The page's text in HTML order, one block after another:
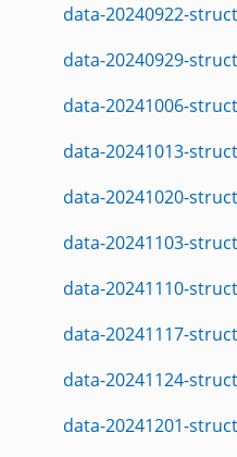
data-20240922-
data-20240929-
data-20241006-
data-20241013-
data-20241020-
data-20241103-
data-20241110-
data-20241117-
data-20241124-
data-20241201-